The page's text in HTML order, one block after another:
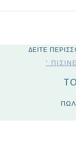
ΔΕΙΤΕ
'